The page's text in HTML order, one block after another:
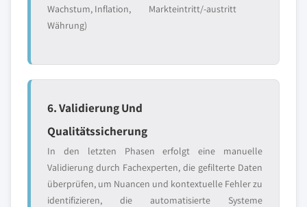
Wachstum, Inflation,
Währung)
Markteintritt/-austritt
6. Validierung Und
Qualitätssicherung
In den letzten Phasen erfolgt eine manuelle
Validierung durch Fachexperten, die gefilterte Daten
überprüfen, um Nuancen und kontextuelle Fehler zu
identifizieren, die automatisierte Systeme